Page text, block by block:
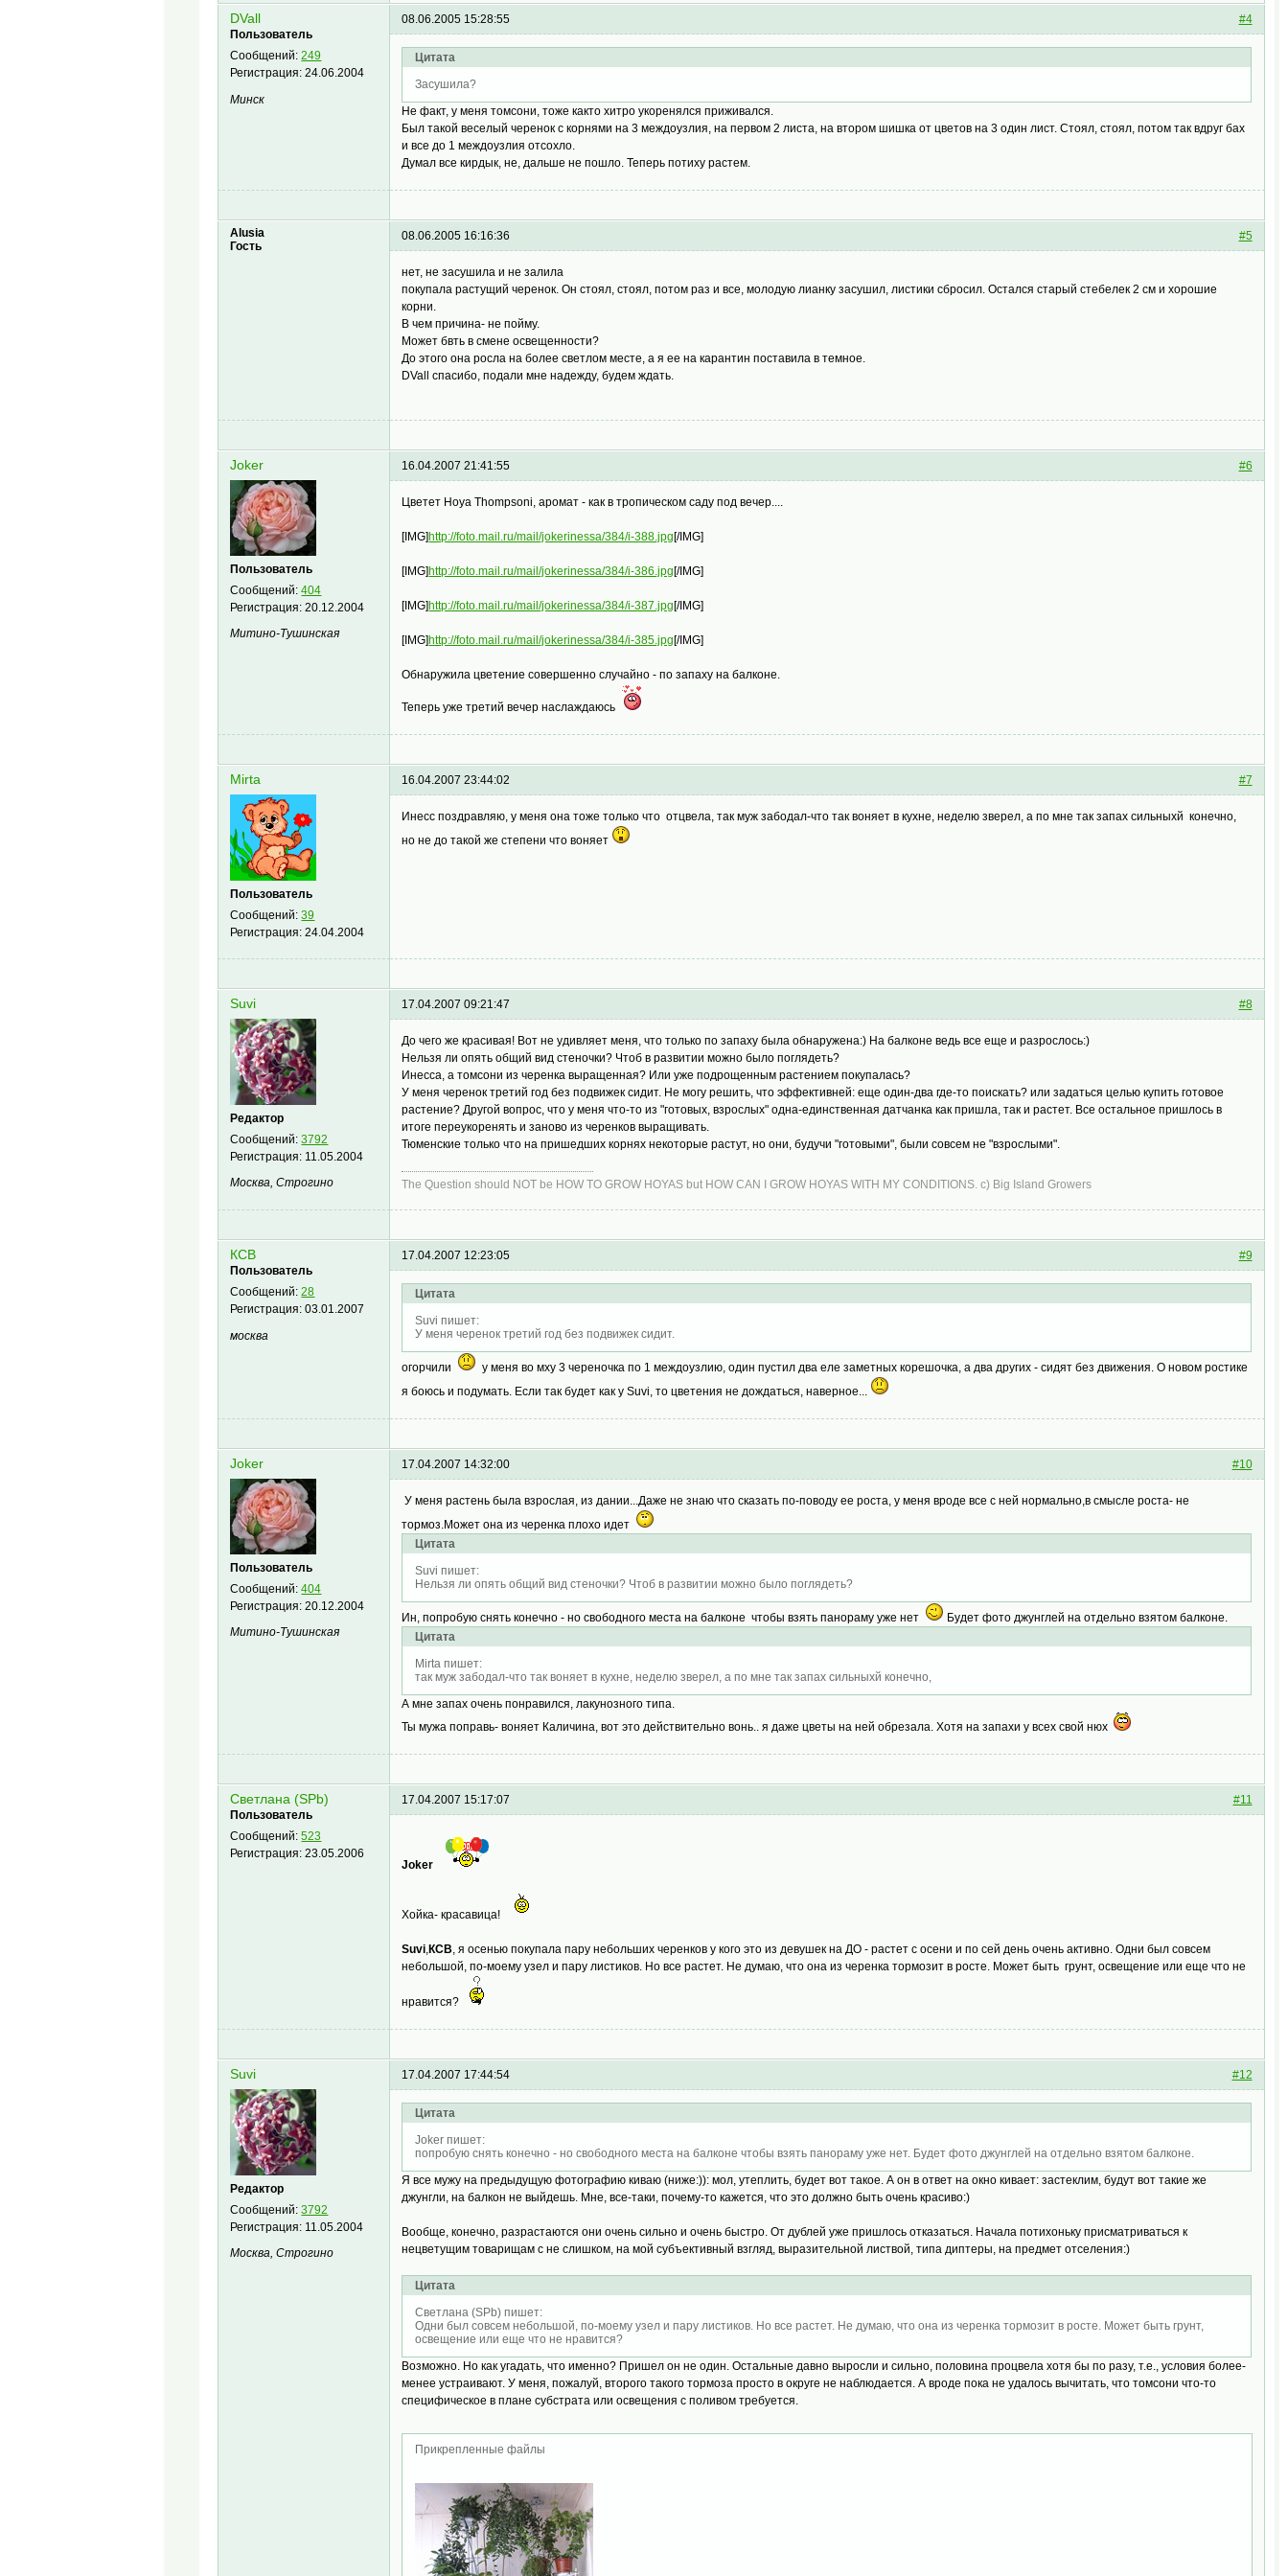
DVall
Пользователь
Сообщений:249
Регистрация:24.06.2004
Минск
#4
08.06.2005 15:28:55
Цитата
Засушила?
Не факт, у меня томсони, тоже както хитро укоренялся приживался.
Был такой веселый черенок с корнями на 3 междоузлия, на первом 2 листа, на втором шишка от цветов на 3 один лист. Стоял, стоял, потом так вдруг бах
и все до 1 междоузлия отсохло.
Думал все кирдык, не, дальше не пошло. Теперь потиху растем.
Alusia
Гость
#5
08.06.2005 16:16:36
нет, не засушила и не залила
покупала растущий черенок. Он стоял, стоял, потом раз и все, молодую лианку засушил, листики сбросил. Остался старый стебелек 2 см и хорошие
корни.
В чем причина- не пойму.
Может бвть в смене освещенности?
До этого она росла на более светлом месте, а я ее на карантин поставила в темное.
DVall спасибо, подали мне надежду, будем ждать.
Joker
Пользователь
Сообщений:404
Регистрация:20.12.2004
Митино-Тушинская
#6
16.04.2007 21:41:55
Цветет Hoya Thompsoni, аромат - как в тропическом саду под вечер....
[IMG]http://foto.mail.ru/mail/jokerinessa/384/i-388.jpg[/IMG]
[IMG]http://foto.mail.ru/mail/jokerinessa/384/i-386.jpg[/IMG]
[IMG]http://foto.mail.ru/mail/jokerinessa/384/i-387.jpg[/IMG]
[IMG]http://foto.mail.ru/mail/jokerinessa/384/i-385.jpg[/IMG]
Обнаружила цветение совершенно случайно - по запаху на балконе.
Теперь уже третий вечер наслаждаюсь
Mirta
Пользователь
Сообщений:39
Регистрация:24.04.2004
#7
16.04.2007 23:44:02
Инесс поздравляю, у меня она тоже только что отцвела, так муж забодал-что так воняет в кухне, неделю зверел, а по мне так запах сильныхй конечно,
но не до такой же степени что воняет
Suvi
Редактор
Сообщений:3792
Регистрация: 11.05.2004
Москва, Строгино
#8
17.04.2007 09:21:47
До чего же красивая! Вот не удивляет меня, что только по запаху была обнаружена:) На балконе ведь все еще и разрослось:)
Нельзя ли опять общий вид стеночки? Чтоб в развитии можно было поглядеть?
Инесса, а томсони из черенка выращенная? Или уже подрощенным растением покупалась?
У меня черенок третий год без подвижек сидит. Не могу решить, что эффективней: еще один-два где-то поискать? или задаться целью купить готовое
растение? Другой вопрос, что у меня что-то из "готовых, взрослых" одна-единственная датчанка как пришла, так и растет. Все остальное пришлось в
итоге переукоренять и заново из черенков выращивать.
Тюменские только что на пришедших корнях некоторые растут, но они, будучи "готовыми", были совсем не "взрослыми".
The Question should NOT be HOW TO GROW HOYAS but HOW CAN I GROW HOYAS WITH MY CONDITIONS. c) Big Island Growers
КСВ
Пользователь
Сообщений:28
Регистрация:03.01.2007
москва
#9
17.04.2007 12:23:05
Цитата
Suvi пишет:
У меня черенок третий год без подвижек сидит.
огорчили
у меня во мху 3 череночка по 1 междоузлию, один пустил два еле заметных корешочка, а два других - сидят без движения. О новом ростике
я боюсь и подумать. Если так будет как у Suvi, то цветения не дождаться, наверное...
Joker
Пользователь
Сообщений:404
Регистрация:20.12.2004
Митино-Тушинская
#10
17.04.2007 14:32:00
У меня растень была взрослая, из дании...Даже не знаю что сказать по-поводу ее роста, у меня вроде все с ней нормально,в смысле роста- не
тормоз.Может она из черенка плохо идет
Цитата
Suvi пишет:
Нельзя ли опять общий вид стеночки? Чтоб в развитии можно было поглядеть?
Ин, попробую снять конечно - но свободного места на балконе чтобы взять панораму уже нет
Будет фото джунглей на отдельно взятом балконе.
Цитата
Mirta пишет:
так муж забодал-что так воняет в кухне, неделю зверел, а по мне так запах сильныхй конечно,
А мне запах очень понравился, лакунозного типа.
Ты мужа поправь- воняет Каличина, вот это действительно вонь.. я даже цветы на ней обрезала. Хотя на запахи у всех свой нюх
Светлана (SPb)
Пользователь
Сообщений:523
Регистрация:23.05.2006
#11
17.04.2007 15:17:07
Joker
Хойка- красавица!
Suvi,КСВ, я осенью покупала пару небольших черенков у кого это из девушек на ДО - растет с осени и по сей день очень активно. Одни был совсем
небольшой, по-моему узел и пару листиков. Но все растет. Не думаю, что она из черенка тормозит в росте. Может быть грунт, освещение или еще что не
нравится?
Suvi
Редактор
Сообщений:3792
Регистрация: 11.05.2004
Москва, Строгино
#12
17.04.2007 17:44:54
Цитата
Joker пишет:
попробую снять конечно - но свободного места на балконе чтобы взять панораму уже нет. Будет фото джунглей на отдельно взятом балконе.
Я все мужу на предыдущую фотографию киваю (ниже:)): мол, утеплить, будет вот такое. А он в ответ на окно кивает: застеклим, будут вот такие же
джунгли, на балкон не выйдешь. Мне, все-таки, почему-то кажется, что это должно быть очень красиво:)
Вообще, конечно, разрастаются они очень сильно и очень быстро. От дублей уже пришлось отказаться. Начала потихоньку присматриваться к
нецветущим товарищам с не слишком, на мой субъективный взгляд, выразительной листвой, типа диптеры, на предмет отселения:)
Цитата
Светлана (SPb) пишет:
Одни был совсем небольшой, по-моему узел и пару листиков. Но все растет. Не думаю, что она из черенка тормозит в росте. Может быть грунт,
освещение или еще что не нравится?
Возможно. Но как угадать, что именно? Пришел он не один. Остальные давно выросли и сильно, половина процвела хотя бы по разу, т.е., условия более-
менее устраивают. У меня, пожалуй, второго такого тормоза просто в округе не наблюдается. А вроде пока не удалось вычитать, что томсони что-то
специфическое в плане субстрата или освещения с поливом требуется.
Прикрепленные файлы